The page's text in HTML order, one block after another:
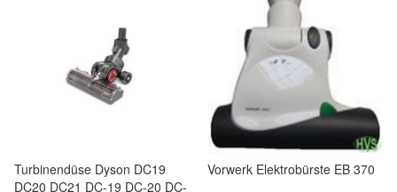
Turbinendüse Dyson DC19
DC20 DC21 DC-19 DC-20 DC-
Vorwerk Elektrobürste EB 370